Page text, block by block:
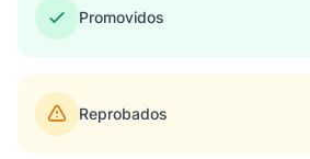
Promovidos
Reprobados